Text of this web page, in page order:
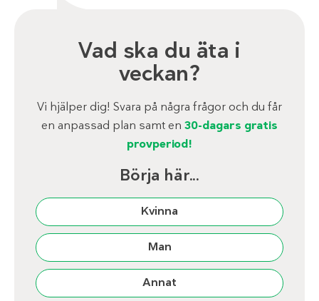
Vad ska du äta i
veckan?
Vi hjälper dig! Svara på några frågor och du får
en anpassad plan samt en 30-dagars gratis
provperiod!
Börja här...
Kvinna
Man
Annat